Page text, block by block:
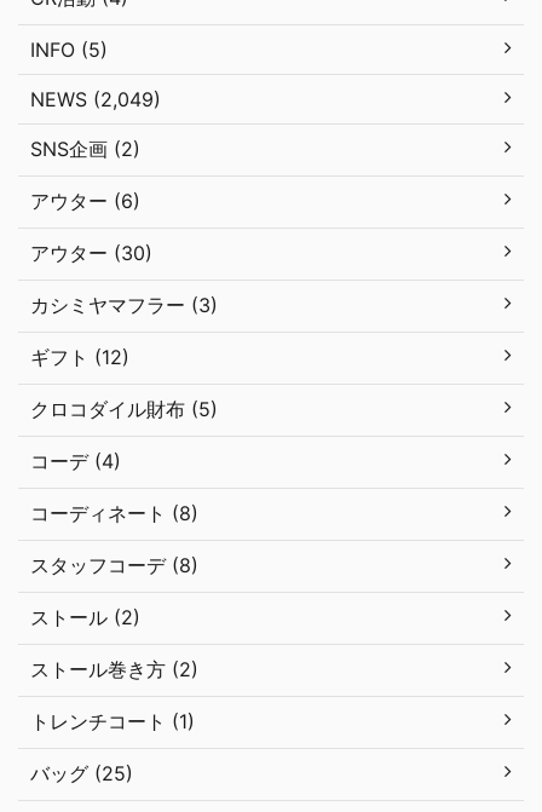
INFO (5)
NEWS (2,049)
SNS企画 (2)
アウター (6)
アウター (30)
カシミヤマフラー (3)
ギフト (12)
クロコダイル財布 (5)
コーデ (4)
コーディネート (8)
スタッフコーデ (8)
ストール (2)
ストール巻き方 (2)
トレンチコート (1)
バッグ (25)